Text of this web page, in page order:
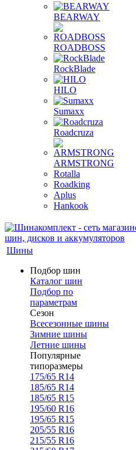
BEARWAY
ROADBOSS
RockBlade
HILO
Sumaxx
Roadcruza
ARMSTRONG
Rotalla
Roadking
Aplus
Hankook
Шины
Подбор шин
Каталог шин
Подбор по
параметрам
Сезон
Всесезонные шины
Зимние шины
Летние шины
Популярные
типоразмеры
175/65 R14
185/65 R14
185/65 R15
195/60 R16
195/65 R15
205/55 R16
215/55 R16